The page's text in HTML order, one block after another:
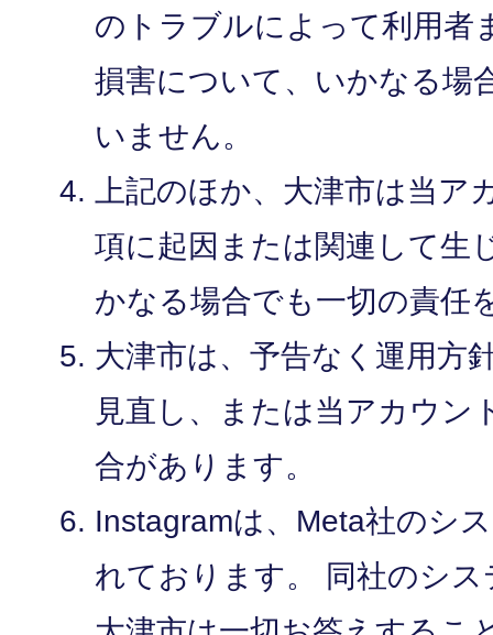
のトラブルによって利用者
損害について、いかなる場
いません。
上記のほか、大津市は当ア
項に起因または関連して生
かなる場合でも一切の責任
大津市は、予告なく運用方
見直し、または当アカウン
合があります。
Instagramは、Meta社のシ
れております。 同社のシ